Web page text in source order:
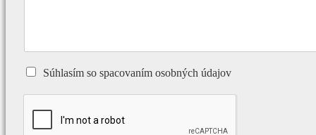
Súhlasím so spacovaním osobných údajov